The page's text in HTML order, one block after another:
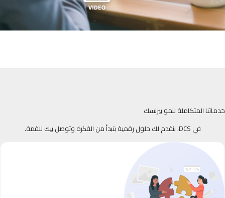
خدماتنا المتكاملة لنمو بيزنسك
في DCS، بنقدم لك حلول رقمية بتبدأ من الفكرة وتوصل بيك للقمة.